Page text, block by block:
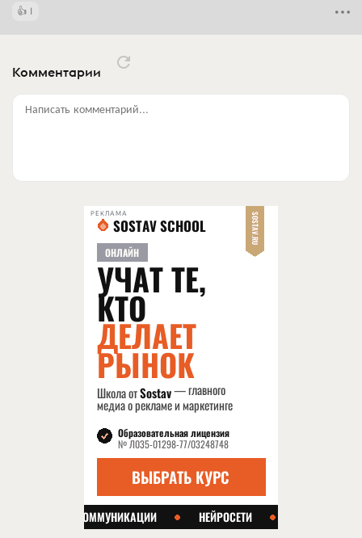
1
Комментарии
Написать комментарий...
РЕКЛАМА